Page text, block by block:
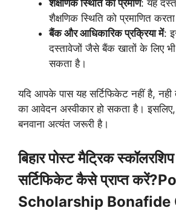
शैक्षणिक स्थिति का प्रमाण: यह
शैक्षणिक स्थिति को प्रमाणित
बैंक और आधिकारिक प्रक्रिया में:
दस्तावेजों जैसे बैंक खातों के लिए भी
सकता है।
यदि आपके पास यह सर्टिफिकेट नहीं है, नही
का आवेदन अस्वीकार हो सकता है।
बनवाना अत्यंत जरूरी है।
बिहार पोस्ट मैट्रिक
सर्टिफिकेट कैसे प्राप्त
Scholarship